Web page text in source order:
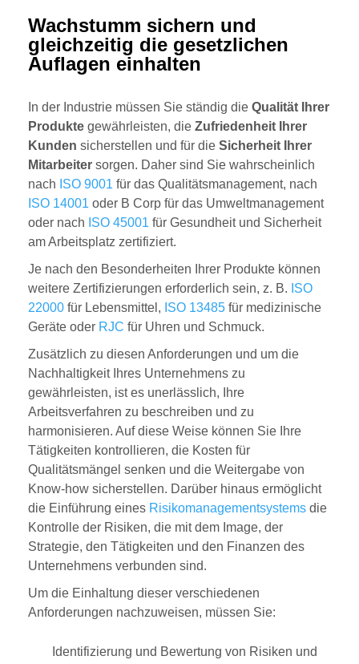
Wachstumm sichern und
gleichzeitig die gesetzlichen
Auflagen einhalten
In der Industrie müssen Sie ständig die Qualität Ihrer
Produkte gewährleisten, die Zufriedenheit Ihrer
Kunden sicherstellen und für die Sicherheit Ihrer
Mitarbeiter sorgen. Daher sind Sie wahrscheinlich
nach ISO 9001 für das Qualitätsmanagement, nach
ISO 14001 oder B Corp für das Umweltmanagement
oder nach ISO 45001 für Gesundheit und Sicherheit
am Arbeitsplatz zertifiziert.
Je nach den Besonderheiten Ihrer Produkte können
weitere Zertifizierungen erforderlich sein, z. B. ISO
22000 für Lebensmittel, ISO 13485 für medizinische
Geräte oder RJC für Uhren und Schmuck.
Zusätzlich zu diesen Anforderungen und um die
Nachhaltigkeit Ihres Unternehmens zu
gewährleisten, ist es unerlässlich, Ihre
Arbeitsverfahren zu beschreiben und zu
harmonisieren. Auf diese Weise können Sie Ihre
Tätigkeiten kontrollieren, die Kosten für
Qualitätsmängel senken und die Weitergabe von
Know-how sicherstellen. Darüber hinaus ermöglicht
die Einführung eines Risikomanagementsystems die
Kontrolle der Risiken, die mit dem Image, der
Strategie, den Tätigkeiten und den Finanzen des
Unternehmens verbunden sind.
Um die Einhaltung dieser verschiedenen
Anforderungen nachzuweisen, müssen Sie:
Identifizierung und Bewertung von Risiken und